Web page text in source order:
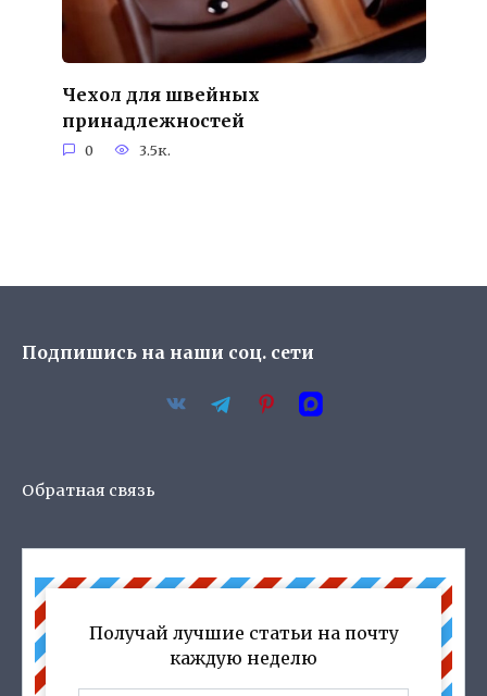
Чехол для швейных
принадлежностей
0 3.5к.
Подпишись на наши соц. сети
Обратная связь
Получай лучшие статьи на почту
каждую неделю